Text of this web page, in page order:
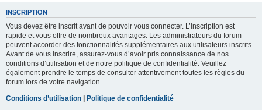
INSCRIPTION
Vous devez être inscrit avant de pouvoir vous connecter. L’inscription est
rapide et vous offre de nombreux avantages. Les administrateurs du forum
peuvent accorder des fonctionnalités supplémentaires aux utilisateurs inscrits.
Avant de vous inscrire, assurez-vous d’avoir pris connaissance de nos
conditions d’utilisation et de notre politique de confidentialité. Veuillez
également prendre le temps de consulter attentivement toutes les règles du
forum lors de votre navigation.
Conditions d’utilisation | Politique de confidentialité